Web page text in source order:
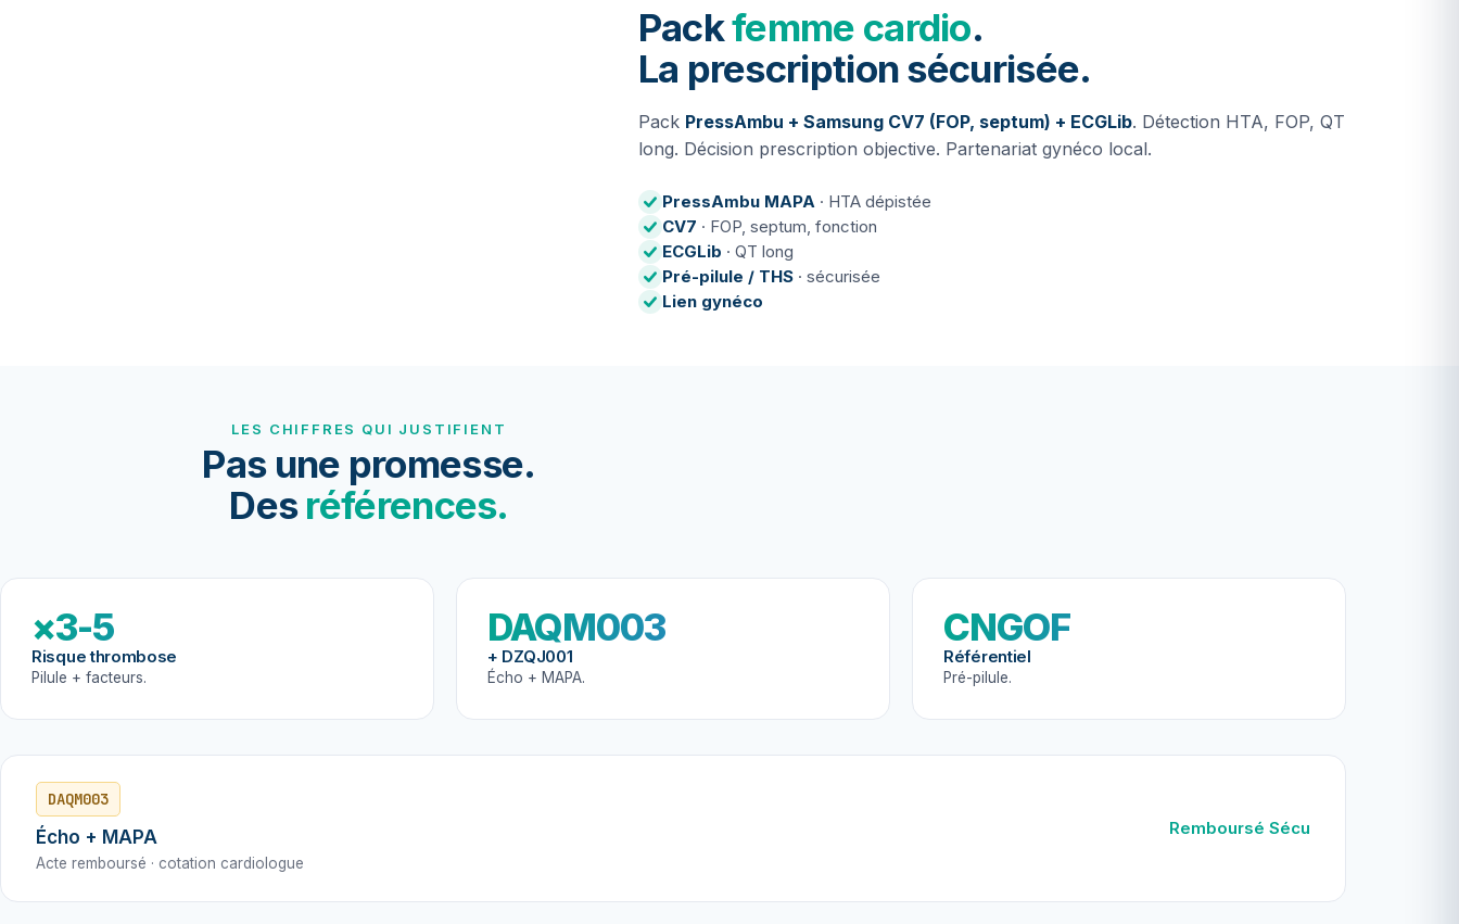
Packfemme cardio.
La prescription sécurisée.
Pack PressAmbu + Samsung CV7 (FOP, septum) + ECGLib. Détection HTA, FOP, QT
long. Décision prescription objective. Partenariat gynéco local.
PressAmbu MAPA· HTA dépistée
CV7 · FOP, septum, fonction
ECGLib · QT long
Pré-pilule / THS· sécurisée
Lien gynéco
LES CHIFFRES QUI JUSTIFIENT
Pas une promesse.
Desréférences.
×3-5
Risque thrombose
Pilule + facteurs.
DAQM003
+ DZQJ001
Écho + MAPA.
CNGOF
Référentiel
Pré-pilule.
DAQM003
Écho + MAPA
Acte remboursé · cotation cardiologue
Remboursé Sécu